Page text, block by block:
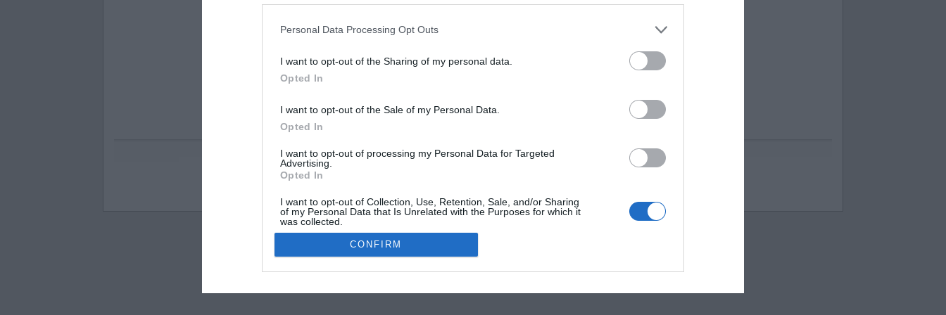
Personal Data Processing Opt Outs
I want to opt-out of the Sharing of my personal data.
Opted In
I want to opt-out of the Sale of my Personal Data.
Opted In
I want to opt-out of processing my Personal Data for Targeted
Advertising.
Opted In
I want to opt-out of Collection, Use, Retention, Sale, and/or Sharing
of my Personal Data that Is Unrelated with the Purposes for which it
was collected.
Opted Out
CONFIRM
Respuestas Apensar
100 pics cheats
4 bilder 1 wort lösungen
4 images 1 mot
Games-helper.com
MOKSLON.LT © 2011
Visos teisės saugomos. Mokslon.lt © 2011. Kopijuoti, dauginti bei platinti galima tik gavus Mokslon.lt sutikimą.